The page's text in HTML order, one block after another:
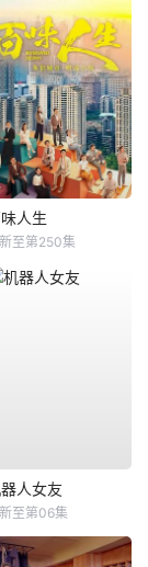
人生
至第250集
人女友
至第06集